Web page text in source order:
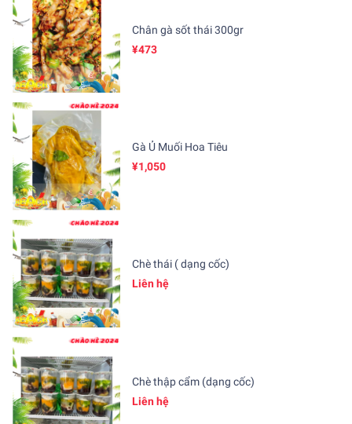
Chân gà sốt thái 300gr
¥473
Gà Ủ Muối Hoa Tiêu
¥1,050
Chè thái ( dạng cốc)
Liên hệ
Chè thập cẩm (dạng cốc)
Liên hệ